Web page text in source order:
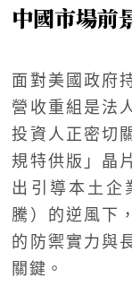
中國市場前
面對美國政府
營收重組是法
投資人正密切
規特供版」晶
出引導本土企
騰）的逆風下
的防禦實力與
關鍵。